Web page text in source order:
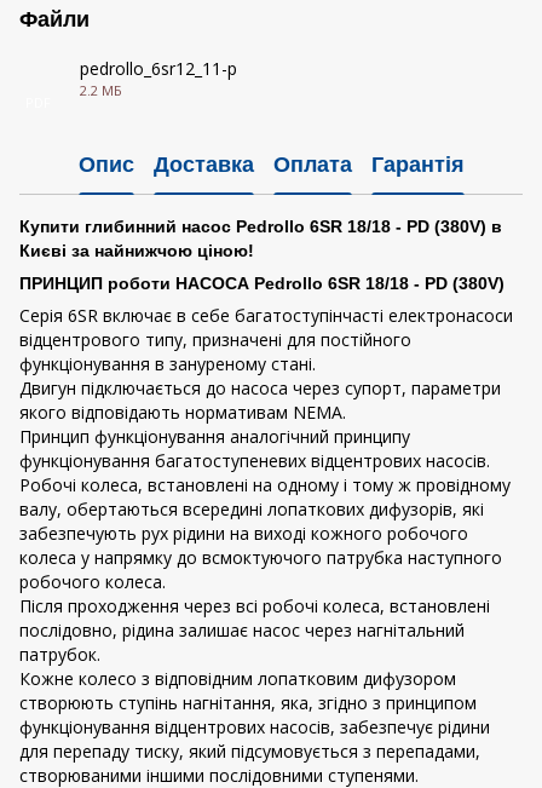
Файли
pedrollo_6sr12_11-p
2.2 МБ
Опис Доставка Оплата Гарантія
Купити глибинний насос Pedrollo 6SR 18/18 - PD (380V) в
Києві за найнижчою ціною!
ПРИНЦИП роботи НАСОСА Pedrollo 6SR 18/18 - PD (380V)
Серія 6SR включає в себе багатоступінчасті електронасоси
відцентрового типу, призначені для постійного
функціонування в зануреному стані.
Двигун підключається до насоса через супорт, параметри
якого відповідають нормативам NEMA.
Принцип функціонування аналогічний принципу
функціонування багатоступеневих відцентрових насосів.
Робочі колеса, встановлені на одному і тому ж провідному
валу, обертаються всередині лопаткових дифузорів, які
забезпечують рух рідини на виході кожного робочого
колеса у напрямку до всмоктуючого патрубка наступного
робочого колеса.
Після проходження через всі робочі колеса, встановлені
послідовно, рідина залишає насос через нагнітальний
патрубок.
Кожне колесо з відповідним лопатковим дифузором
створюють ступінь нагнітання, яка, згідно з принципом
функціонування відцентрових насосів, забезпечує рідини
для перепаду тиску, який підсумовується з перепадами,
створюваними іншими послідовними ступенями.